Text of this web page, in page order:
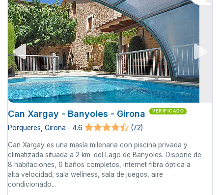
Can Xargay - Banyoles - Girona VERIFICADO
Porqueres, Girona - 4.6 (72)
Can Xargay es una masía milenaria con piscina privada y
climatizada situada a 2 km. del Lago de Banyoles. Dispone de
8 habitaciones, 6 baños completos, internet fibra óptica a
alta velocidad, sala wellness, sala de juegos, aire
condicionado...